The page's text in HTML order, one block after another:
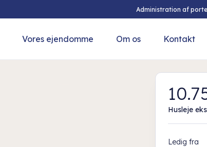
Administration af
Vores ejendomme Om os Kontakt
Husleje
Ledig fra